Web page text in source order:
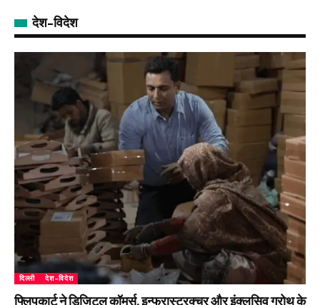
देश-विदेश
दिल्ली देश-विदेश
फ्लिपकार्ट ने डिजिटल कॉमर्स, इन्फ्रास्ट्रक्चर और इंक्लुसिव ग्रोथ के